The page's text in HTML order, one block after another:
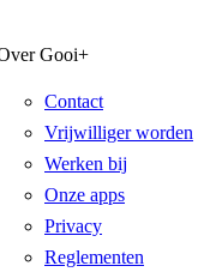
Gooi+
Contact
Vrijwilliger worden
Werken bij
Onze apps
Privacy
Reglementen